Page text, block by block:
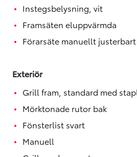
Instegsbelysning, vit
Framsäten eluppvärmda
Förarsäte manuellt
Exteriör
Grill fram, standard med
Mörktonade rutor bak
Fönsterlist svart
Manuell